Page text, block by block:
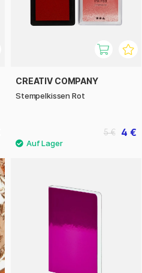
CREATIV COMPANY
Stempelkissen Rot
4 €
5 €